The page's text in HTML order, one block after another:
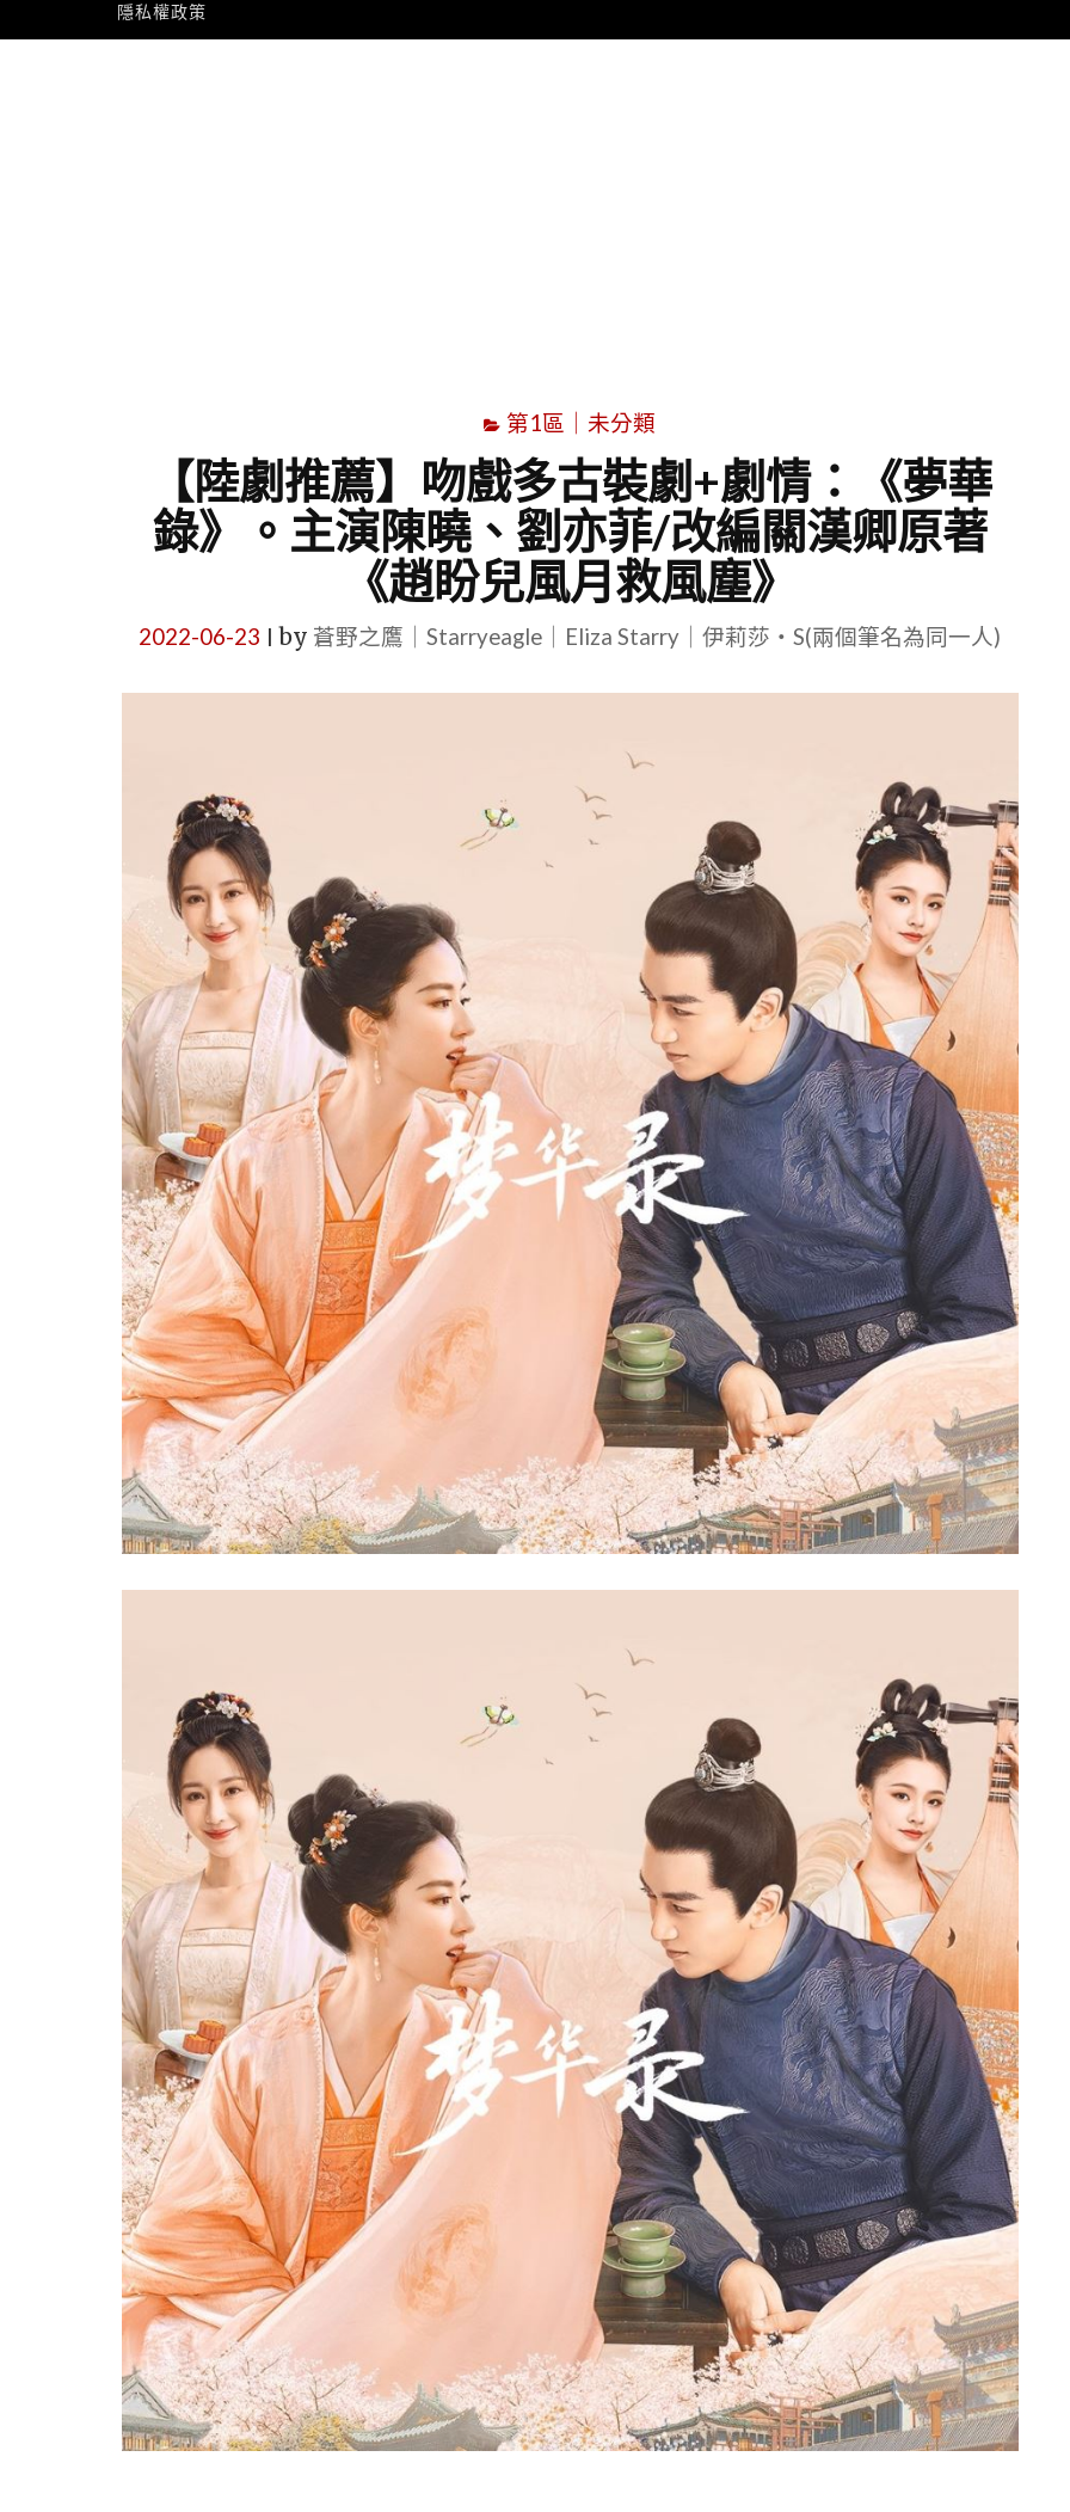
隱私權政策
第1區｜未分類
【陸劇推薦】吻戲多古裝劇+劇情：《夢華
錄》。主演陳曉、劉亦菲/改編關漢卿原著
《趙盼兒風月救風塵》
2022-06-23 by 蒼野之鷹｜Starryeagle｜Eliza Starry｜伊莉莎・S(兩個筆名為同一人)